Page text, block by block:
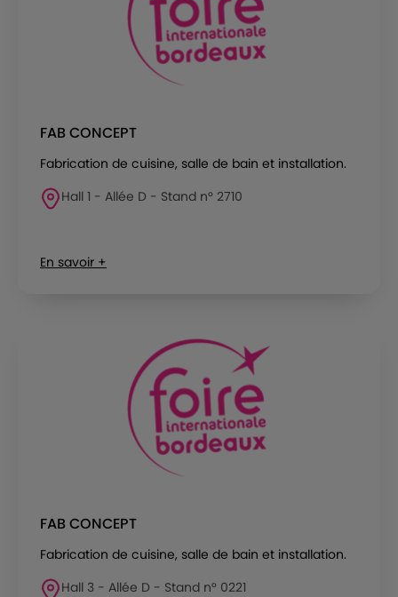
FAB CONCEPT
Fabrication de cuisine, salle de bain et installation.
Hall 1 - Allée D - Stand n° 2710
En savoir +
FAB CONCEPT
Fabrication de cuisine, salle de bain et installation.
Hall 3 - Allée D - Stand n° 0221